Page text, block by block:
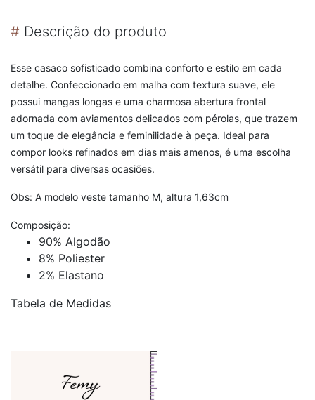
# Descrição do produto
Esse casaco sofisticado combina conforto e estilo em cada
detalhe. Confeccionado em malha com textura suave, ele
possui mangas longas e uma charmosa abertura frontal
adornada com aviamentos delicados com pérolas, que trazem
um toque de elegância e feminilidade à peça. Ideal para
compor looks refinados em dias mais amenos, é uma escolha
versátil para diversas ocasiões.
Obs: A modelo veste tamanho M, altura 1,63cm
Composição:
90% Algodão
8% Poliester
2% Elastano
Tabela de Medidas